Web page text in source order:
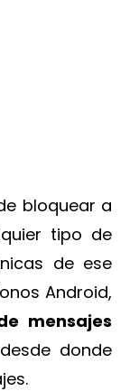
bloquear a
tipo de
de ese
Android,
mensajes
desde donde